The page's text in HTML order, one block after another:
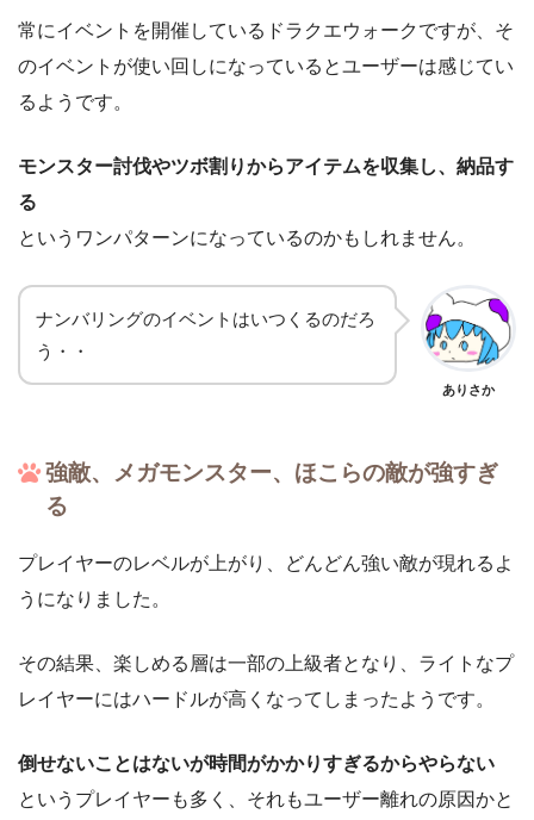
常にイベントを開催しているドラクエウォークですが、そ
のイベントが使い回しになっているとユーザーは感じてい
るようです。
モンスター討伐やツボ割りからアイテムを収集し、納品す
る
というワンパターンになっているのかもしれません。
ナンバリングのイベントはいつくるのだろ
う・・
ありさか
強敵、メガモンスター、ほこらの敵が強すぎ
る
プレイヤーのレベルが上がり、どんどん強い敵が現れるよ
うになりました。
その結果、楽しめる層は一部の上級者となり、ライトなプ
レイヤーにはハードルが高くなってしまったようです。
倒せないことはないが時間がかかりすぎるからやらない
というプレイヤーも多く、それもユーザー離れの原因かと